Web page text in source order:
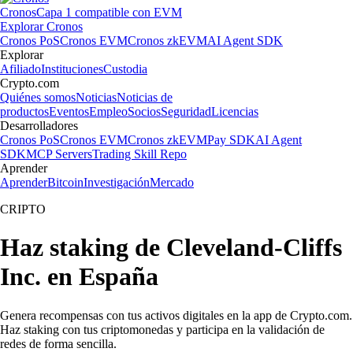
CronosCapa 1 compatible con EVM
Explorar Cronos
Cronos PoSCronos EVMCronos zkEVMAI Agent SDK
Explorar
AfiliadoInstitucionesCustodia
Crypto.com
Quiénes somosNoticiasNoticias de
productosEventosEmpleoSociosSeguridadLicencias
Desarrolladores
Cronos PoSCronos EVMCronos zkEVMPay SDKAI Agent
SDKMCP ServersTrading Skill Repo
Aprender
AprenderBitcoinInvestigaciónMercado
CRIPTO
Haz staking de Cleveland-Cliffs
Inc. en España
Genera recompensas con tus activos digitales en la app de Crypto.com.
Haz staking con tus criptomonedas y participa en la validación de
redes de forma sencilla.